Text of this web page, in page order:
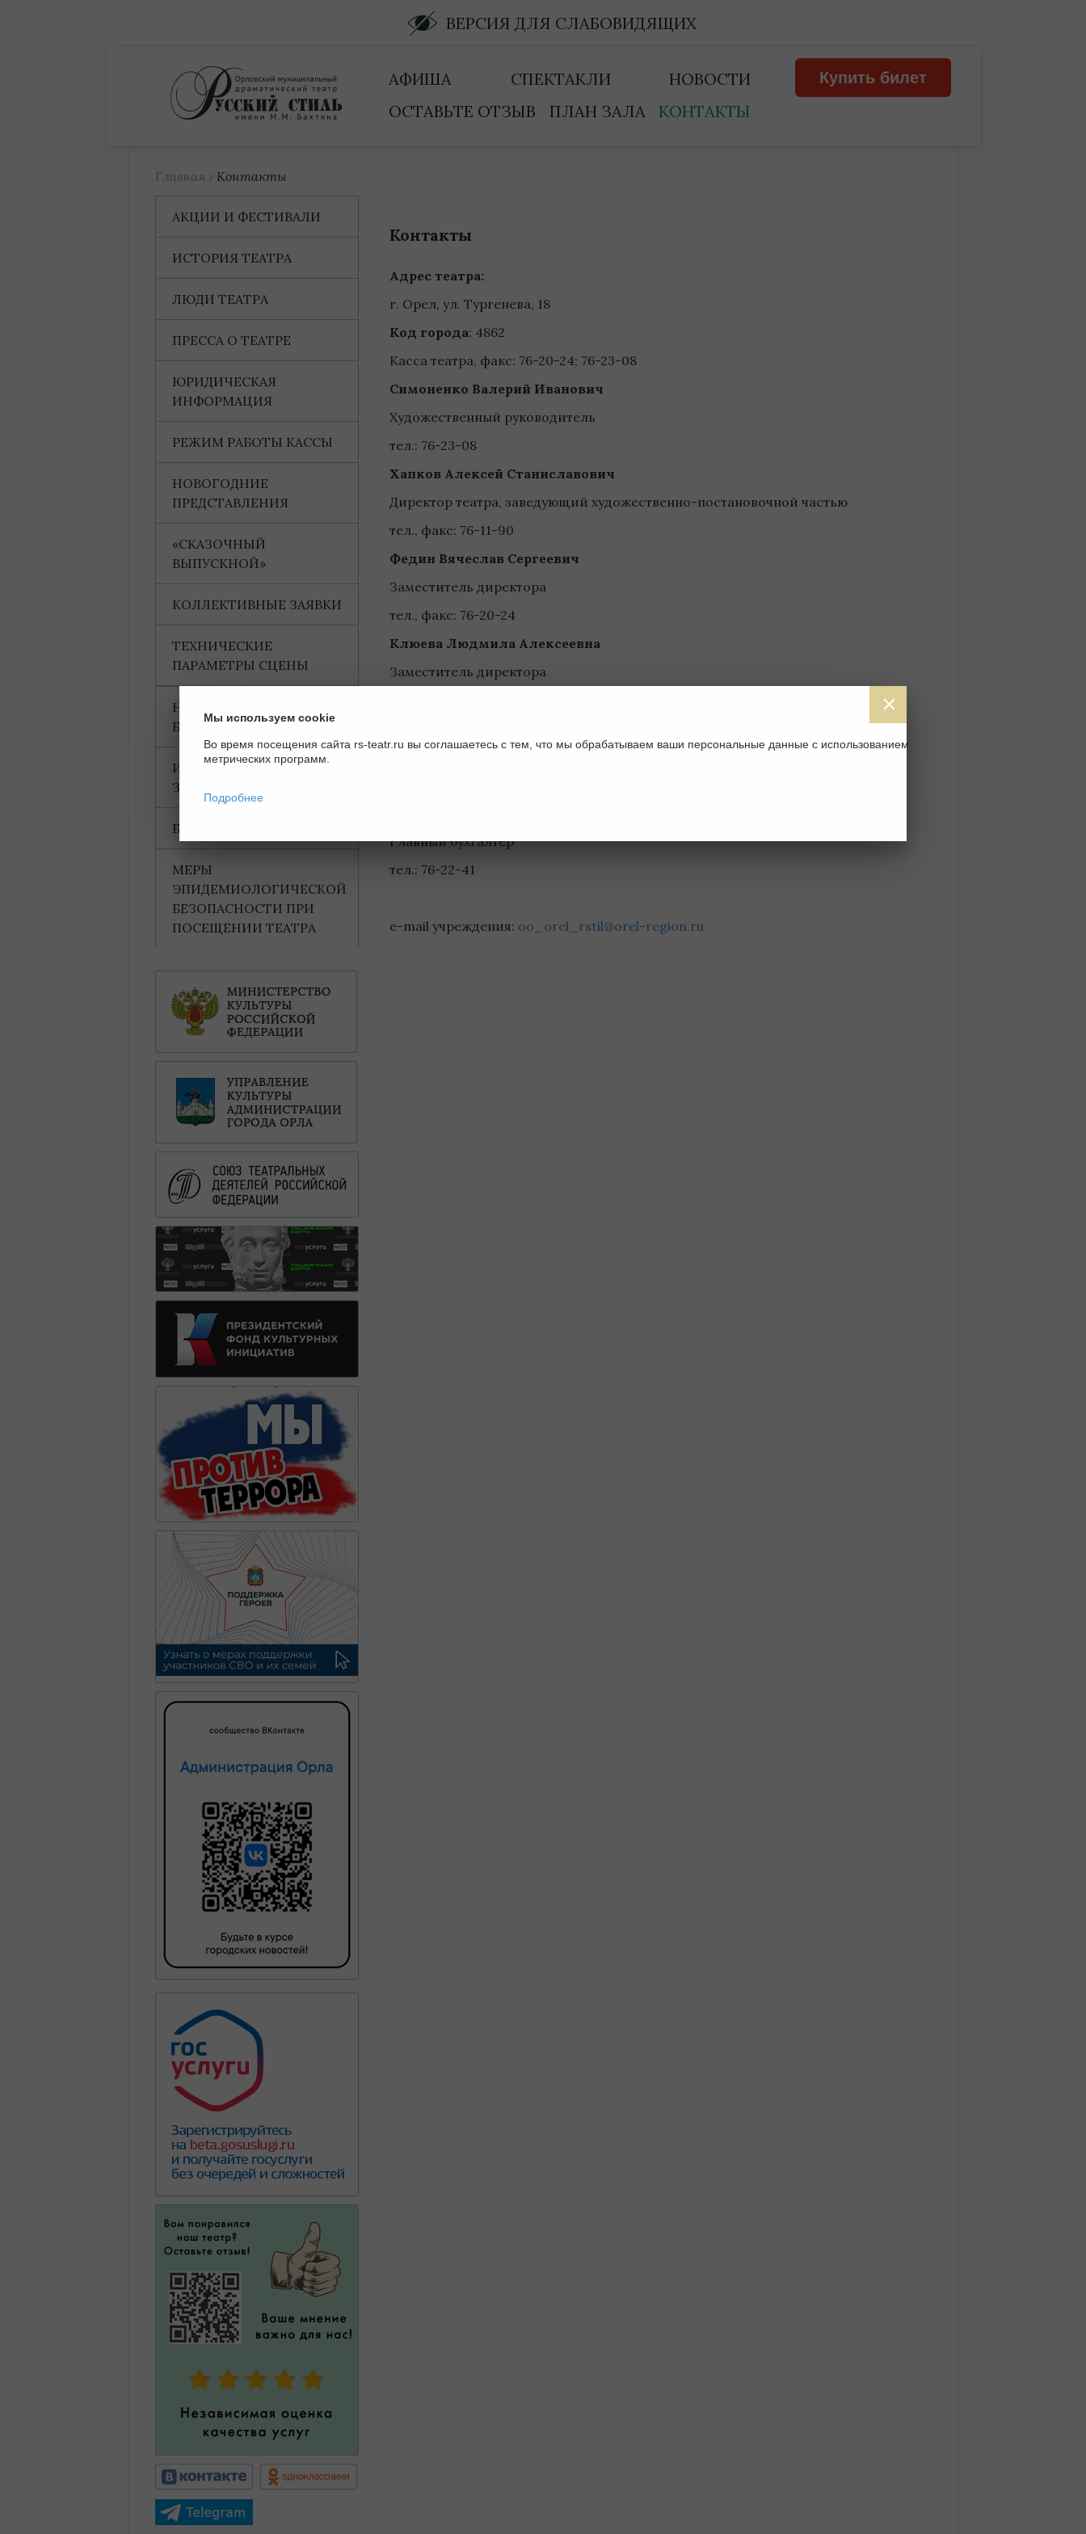
ВЕРСИЯ ДЛЯ СЛАБОВИДЯЩИХ
Купить билет
АФИША СПЕКТАКЛИ
НОВОСТИ
ОСТАВЬТЕ ОТЗЫВ
ПЛАН ЗАЛА КОНТАКТЫ
Главная › Контакты
Контакты
Адрес театра:
г. Орел, ул. Тургенева, 18
Код города: 4862
Касса театра, факс: 76-20-24; 76-23-08
Симоненко Валерий Иванович
Художественный руководитель
тел.: 76-23-08
Хапков Алексей Станиславович
Директор театра, заведующий художественно-постановочной частью
тел., факс: 76-11-90
Федин Вячеслав Сергеевич
Заместитель директора
тел., факс: 76-20-24
Клюева Людмила Алексеевна
Заместитель директора
Главный бухгалтер
тел.: 76-22-41
e-mail учреждения: oo_orel_rstil@orel-region.ru
АКЦИИ И ФЕСТИВАЛИ
ИСТОРИЯ ТЕАТРА
ЛЮДИ ТЕАТРА
ПРЕССА О ТЕАТРЕ
ЮРИДИЧЕСКАЯ
ИНФОРМАЦИЯ
РЕЖИМ РАБОТЫ КАССЫ
НОВОГОДНИЕ
ПРЕДСТАВЛЕНИЯ
«СКАЗОЧНЫЙ
ВЫПУСКНОЙ»
КОЛЛЕКТИВНЫЕ ЗАЯВКИ
ТЕХНИЧЕСКИЕ
ПАРАМЕТРЫ СЦЕНЫ
НАГРАДЫ И
БЛАГОДАРНОСТИ
ИНФОРМАЦИЯ ДЛЯ
ЗРИТЕЛЕЙ
БАХТИНСКИЙ ДОМ
МЕРЫ
ЭПИДЕМИОЛОГИЧЕСКОЙ
БЕЗОПАСНОСТИ ПРИ
ПОСЕЩЕНИИ ТЕАТРА
Мы используем cookie
Во время посещения сайта rs-teatr.ru вы соглашаетесь с тем, что мы обрабатываем ваши персональные данные с использованием
метрических программ.
Подробнее